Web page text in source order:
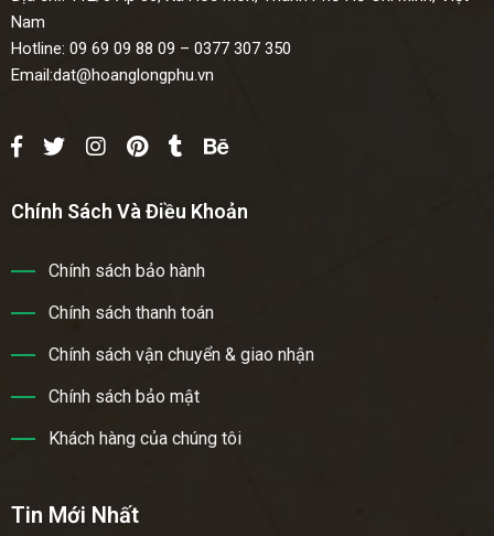
Nam
Hotline: 09 69 09 88 09 – 0377 307 350
Email:dat@hoanglongphu.vn
Chính Sách Và Điều Khoản
Chính sách bảo hành
Chính sách thanh toán
Chính sách vận chuyển & giao nhận
Chính sách bảo mật
Khách hàng của chúng tôi
Tin Mới Nhất